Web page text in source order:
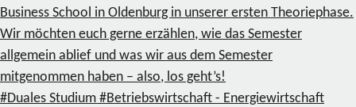
Business School in Oldenburg in unserer ersten Theoriephase.
Wir möchten euch gerne erzählen, wie das Semester
allgemein ablief und was wir aus dem Semester
mitgenommen haben – also, los geht’s!
#Duales Studium #Betriebswirtschaft - Energiewirtschaft